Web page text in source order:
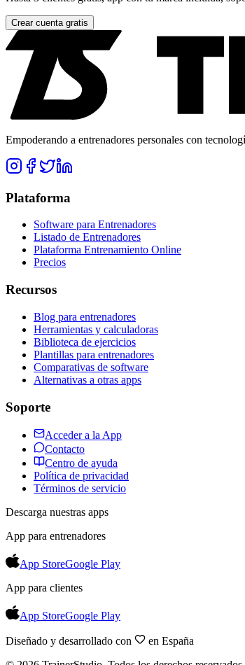
Crear cuenta gratis
Empoderando a entrenadores personales con
Plataforma
Software para Entrenadores
Listado de Entrenadores
Plataforma Entrenamiento Online
Precios
Recursos
Blog para entrenadores
Herramientas y calculadoras
Biblioteca de ejercicios
Plantillas para entrenadores
Comparativas de software
Alternativas a otras apps
Soporte
Acceder a la App
Contacto
Centro de ayuda
Política de privacidad
Términos de servicio
Descarga nuestras apps
App para entrenadores
App StoreGoogle Play
App para clientes
App StoreGoogle Play
Diseñado y desarrollado con
en España